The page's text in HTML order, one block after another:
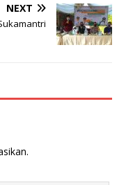
NEXT